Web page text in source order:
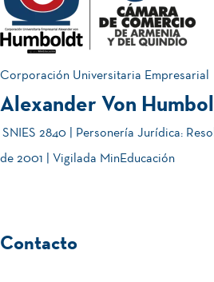
Corporación Universitaria Empresarial
Alexander Von
SNIES 2840 | Personería Jurídica:
de 2001 | Vigilada MinEducación
Contacto